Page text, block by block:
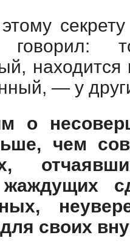
говорил:
находится
— у
о
чем
своих